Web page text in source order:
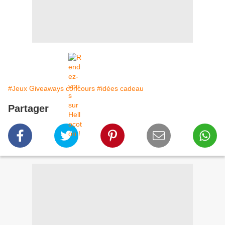
#Jeux Giveaways concours #idées cadeau
Partager